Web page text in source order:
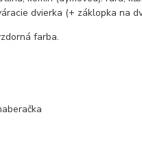
dvierka (+ záklopka na
farba.